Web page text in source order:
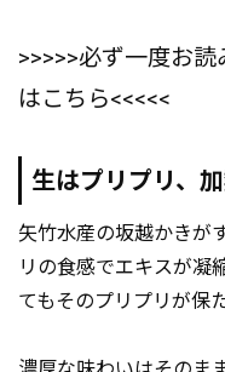
>>>>>必ず一度お
はこちら<<<<<
生はプリプリ、
矢竹水産の坂越かきが
リの食感でエキスが凝
てもそのプリプリが保